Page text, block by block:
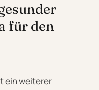
für den
ein weiterer